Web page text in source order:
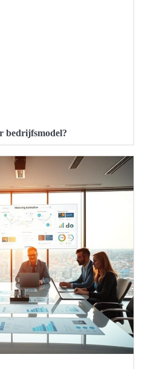
bedrijfsmodel?